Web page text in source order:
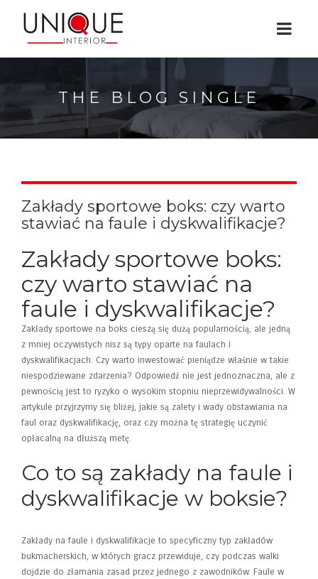
THE BLOG SINGLE
Zakłady sportowe boks: czy warto
stawiać na faule i dyskwalifikacje?
Zakłady sportowe boks:
czy warto stawiać na
faule i dyskwalifikacje?
Zakłady sportowe na boks cieszą się dużą popularnością, ale jedną
z mniej oczywistych nisz są typy oparte na faulach i
dyskwalifikacjach. Czy warto inwestować pieniądze właśnie w takie
niespodziewane zdarzenia? Odpowiedź nie jest jednoznaczna, ale z
pewnością jest to ryzyko o wysokim stopniu nieprzewidywalności. W
artykule przyjrzymy się bliżej, jakie są zalety i wady obstawiania na
faul oraz dyskwalifikację, oraz czy można tę strategię uczynić
opłacalną na dłuższą metę.
Co to są zakłady na faule i
dyskwalifikacje w boksie?
Zakłady na faule i dyskwalifikacje to specyficzny typ zakładów
bukmacherskich, w których gracz przewiduje, czy podczas walki
dojdzie do złamania zasad przez jednego z zawodników. Faule w